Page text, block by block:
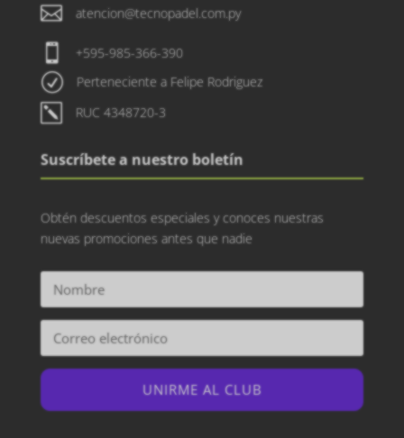
 atencion@tecnopadel.com.py
 +595-985-366-390
R Perteneciente a Felipe Rodriguez
k RUC 4348720-3
Suscríbete a nuestro boletín
Obtén descuentos especiales y conoces nuestras
nuevas promociones antes que nadie
UNIRME AL CLUB